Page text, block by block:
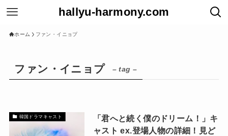
hallyu-harmony.com
ホーム ファン・イニョプ
ファン・イニョプ – tag –
韓国ドラマキャスト
「君へと続く僕のドリーム！」キ
ャスト ex.登場人物の詳細！見ど